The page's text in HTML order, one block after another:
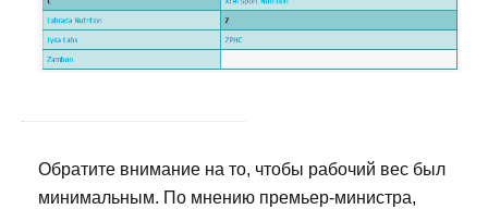
Обратите внимание на то, чтобы рабочий вес был
минимальным. По мнению премьер-министра,